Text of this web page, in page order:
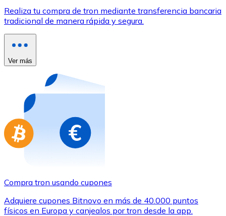
Comprar con tarjeta
Tienda - Tarjetas regalo
Nuevo
Compra tarjetas regalo de tus marcas favoritas con
Ir a la tienda de tarjetas regalo
Realiza tu compra de tron mediante transferencia bancaria
tradicional de manera rápida y segura.
Ver más
Compra tron usando cupones
Adquiere cupones Bitnovo en más de 40.000 puntos
físicos en Europa y canjealos por tron desde la app.